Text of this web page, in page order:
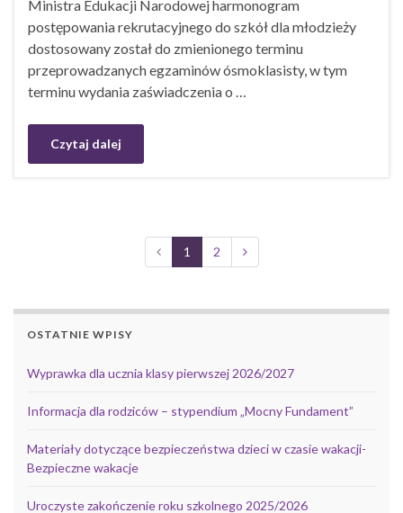
Ministra Edukacji Narodowej harmonogram
postępowania rekrutacyjnego do szkół dla młodzieży
dostosowany został do zmienionego terminu
przeprowadzanych egzaminów ósmoklasisty, w tym
terminu wydania zaświadczenia o …
Czytaj dalej
1 2
OSTATNIE WPISY
Wyprawka dla ucznia klasy pierwszej 2026/2027
Informacja dla rodziców – stypendium „Mocny Fundament”
Materiały dotyczące bezpieczeństwa dzieci w czasie wakacji-
Bezpieczne wakacje
Uroczyste zakończenie roku szkolnego 2025/2026